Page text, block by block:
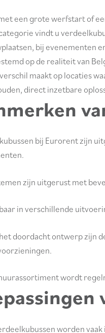
een grote werfstart of
vindt u
bij evenementen
op de realiteit van
maakt op locaties
direct inzetbare
bij Eurorent zijn
zijn uitgerust met
in verschillende
doordacht ontwerp zijn
wordt
worden